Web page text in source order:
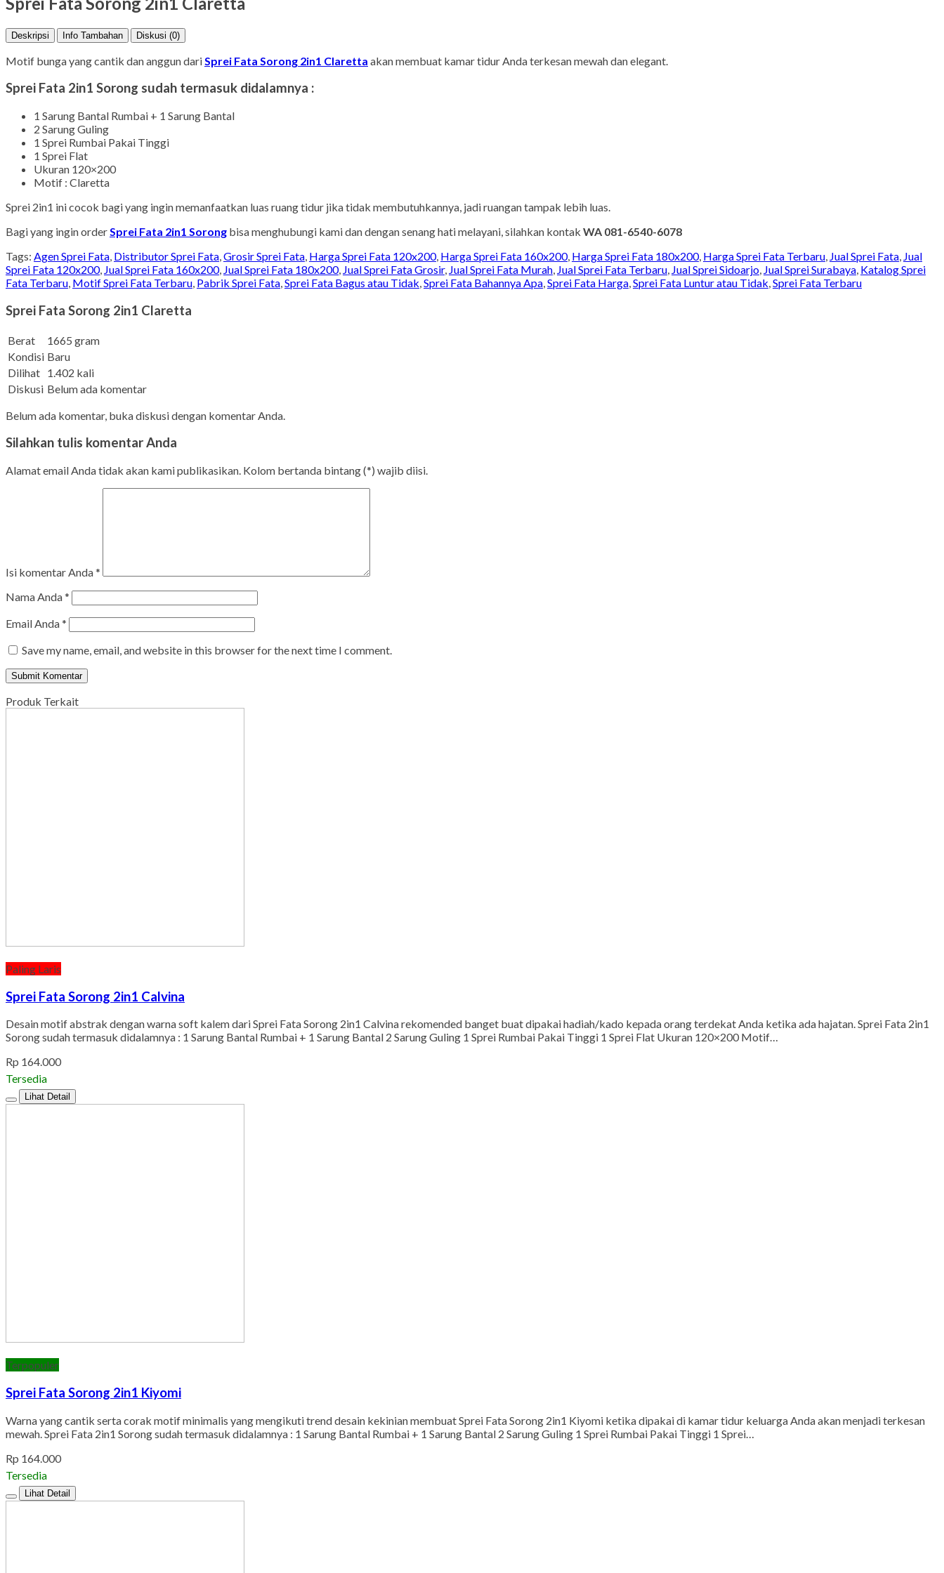
Deskripsi Info Tambahan Diskusi (0)
Motif bunga yang cantik dan anggun dari Sprei Fata Sorong 2in1 Claretta akan membuat kamar tidur Anda terkesan mewah dan elegant.
Sprei Fata 2in1 Sorong sudah termasuk didalamnya :
1 Sarung Bantal Rumbai + 1 Sarung Bantal
2 Sarung Guling
1 Sprei Rumbai Pakai Tinggi
1 Sprei Flat
Ukuran 120×200
Motif : Claretta
Sprei 2in1 ini cocok bagi yang ingin memanfaatkan luas ruang tidur jika tidak membutuhkannya, jadi ruangan tampak lebih luas.
Bagi yang ingin orderSprei Fata 2in1 Sorong bisa menghubungi kami dan dengan senang hati melayani, silahkan kontak WA 081-6540-6078
Tags: Agen Sprei Fata, Distributor Sprei Fata,Grosir Sprei Fata, Harga Sprei Fata 120x200, Harga Sprei Fata 160x200, Harga Sprei Fata 180x200, Harga Sprei Fata Terbaru, Jual Sprei Fata, Jual
Sprei Fata 120x200, Jual Sprei Fata 160x200, Jual Sprei Fata 180x200, Jual Sprei Fata Grosir, Jual Sprei Fata Murah, Jual Sprei Fata Terbaru, Jual Sprei Sidoarjo, Jual Sprei Surabaya, Katalog Sprei
Fata Terbaru, Motif Sprei Fata Terbaru, Pabrik Sprei Fata,Sprei Fata Bagus atau Tidak,Sprei Fata Bahannya Apa,Sprei Fata Harga,Sprei Fata Luntur atau Tidak,Sprei Fata Terbaru
Sprei Fata Sorong 2in1 Claretta
Berat
1665 gram
Kondisi Baru
Dilihat 1.402 kali
Diskusi Belum ada komentar
Belum ada komentar, buka diskusi dengan komentar Anda.
Silahkan tulis komentar Anda
Alamat email Anda tidak akan kami publikasikan. Kolom bertanda bintang (*) wajib diisi.
Isi komentar Anda*
Nama Anda*
Email Anda*
Save my name, email, and website in this browser for the next time I comment.
Produk Terkait
Paling Laris
Sprei Fata Sorong 2in1 Calvina
Desain motif abstrak dengan warna soft kalem dari Sprei Fata Sorong 2in1 Calvina rekomended banget buat dipakai hadiah/kado kepada orang terdekat Anda ketika ada hajatan. Sprei Fata 2in1
Sorong sudah termasuk didalamnya : 1 Sarung Bantal Rumbai + 1 Sarung Bantal 2 Sarung Guling 1 Sprei Rumbai Pakai Tinggi 1 Sprei Flat Ukuran 120×200 Motif…
Rp 164.000
Tersedia
Lihat Detail
Terpopuler
Sprei Fata Sorong 2in1 Kiyomi
Warna yang cantik serta corak motif minimalis yang mengikuti trend desain kekinian membuat Sprei Fata Sorong 2in1 Kiyomi ketika dipakai di kamar tidur keluarga Anda akan menjadi terkesan
mewah. Sprei Fata 2in1 Sorong sudah termasuk didalamnya : 1 Sarung Bantal Rumbai + 1 Sarung Bantal 2 Sarung Guling 1 Sprei Rumbai Pakai Tinggi 1 Sprei…
Rp 164.000
Tersedia
Lihat Detail